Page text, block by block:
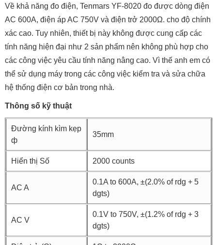
Về khả năng đo điện, Tenmars YF-8020 đo được dòng điện
AC 600A, điện áp AC 750V và điện trở 2000Ω. cho độ chính
xác cao. Tuy nhiên, thiết bị này không được cung cấp các
tính năng hiện đại như 2 sản phẩm nên không phù hợp cho
các công việc yêu cầu tính năng nâng cao. Vì thế anh em có
thể sử dụng máy trong các công việc kiểm tra và sửa chữa
hệ thống điện cơ bản trong nhà.
Thông số kỹ thuật
Đường kính kìm kẹp
ф
35mm
Hiển thị Số 2000 counts
AC A
0.1A to 600A, ±(2.0% of rdg + 5
dgts)
AC V
0.1V to 750V, ±(1.2% of rdg + 3
dgts)